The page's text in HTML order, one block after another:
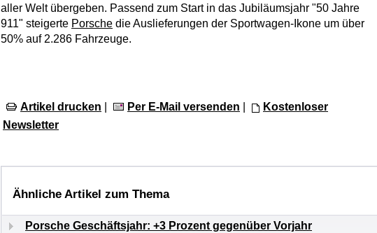
aller Welt übergeben. Passend zum Start in das Jubiläumsjahr "50 Jahre
911" steigerte Porsche die Auslieferungen der Sportwagen-Ikone um über
50% auf 2.286 Fahrzeuge.
Artikel drucken Per E-Mail versenden
Kostenloser
Newsletter
Ähnliche Artikel zum Thema
Porsche Geschäftsjahr: +3 Prozent gegenüber Vorjahr